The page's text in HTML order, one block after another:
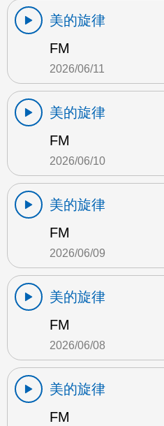
美的旋律
FM
2026/06/11
美的旋律
FM
2026/06/10
美的旋律
FM
2026/06/09
美的旋律
FM
2026/06/08
美的旋律
FM